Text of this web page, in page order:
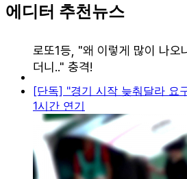
에디터 추천뉴스
[단독] "경기 시작 늦춰달라 요
1시간 연기